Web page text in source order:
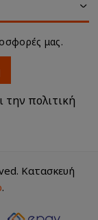
μας.
την πολιτική
Κατασκευή
.